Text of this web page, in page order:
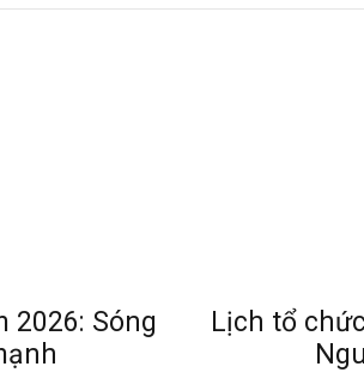
2026: Sóng
Lịch tổ